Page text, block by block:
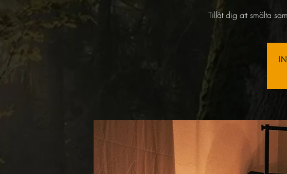
Tillåt dig att smälta